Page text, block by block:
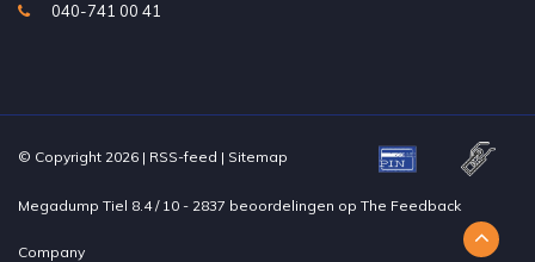
040-741 00 41
© Copyright 2026 | RSS-feed | Sitemap
Megadump Tiel 8.4/ 10 - 2837 beoordelingen op The Feedback
Company